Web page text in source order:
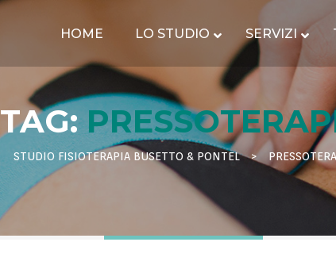
HOME LO STUDIO SERVIZI
TAG:
STUDIO FISIOTERAPIA BUSETTO & PONTEL >